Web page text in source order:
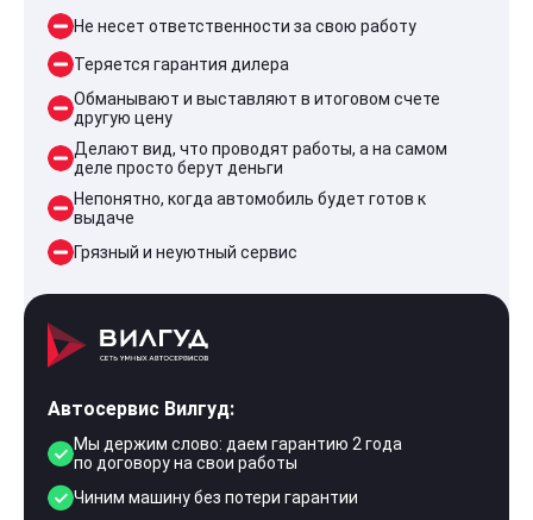
Не несет ответственности за свою работу
Теряется гарантия дилера
Обманывают и выставляют в итоговом счете
другую цену
Делают вид, что проводят работы, а на самом
деле просто берут деньги
Непонятно, когда автомобиль будет готов к
выдаче
Грязный и неуютный сервис
Автосервис Вилгуд:
Мы держим слово: даем гарантию 2 года
по договору на свои работы
Чиним машину без потери гарантии